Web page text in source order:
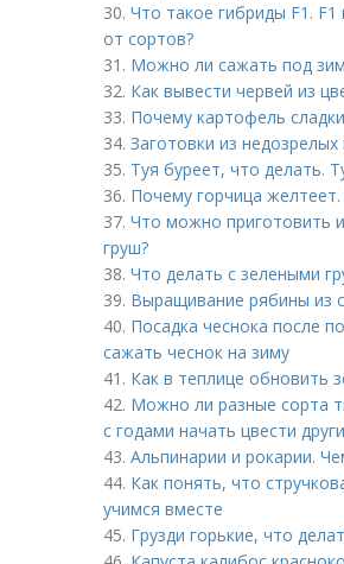
30. Что такое гибриды F1.
от сортов?
31. Можно ли сажать под
32. Как вывести червей из
33. Почему картофель
34. Заготовки из
35. Туя буреет, что делать.
36. Почему горчица
37. Что можно приготовить
груш?
38. Что делать с зелеными
39. Выращивание рябины из
40. Посадка чеснока после
сажать чеснок на зиму
41. Как в теплице обновить
42. Можно ли разные сорта
с годами начать цвести
43. Альпинарии и рокарии.
44. Как понять, что
учимся вместе
45. Грузди горькие, что